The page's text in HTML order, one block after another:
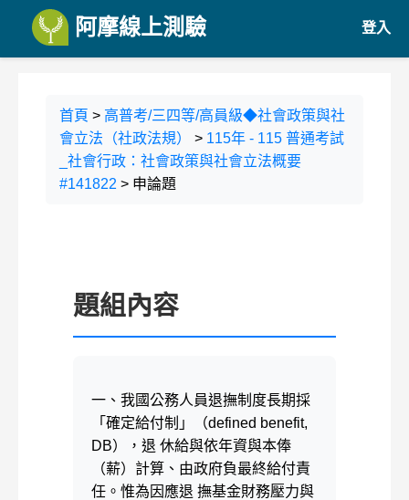
阿摩線上測驗 登入
首頁 > 高普考/三四等/高員級◆社會政策與社
會立法（社政法規）
> 115年 - 115 普通考試
_社會行政：社會政策與社會立法概要
#141822 > 申論題
題組內容
一、我國公務人員退撫制度長期採
「確定給付制」（defined benefit,
DB），退 休給與依年資與本俸
（薪）計算、由政府負最終給付責
任。惟為因應退 撫基金財務壓力與